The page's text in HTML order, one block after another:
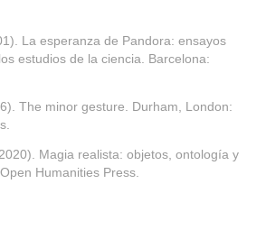
La esperanza de Pandora: ensayos
estudios de la ciencia. Barcelona:
The minor gesture. Durham, London:
Magia realista: objetos, ontología y
Humanities Press.